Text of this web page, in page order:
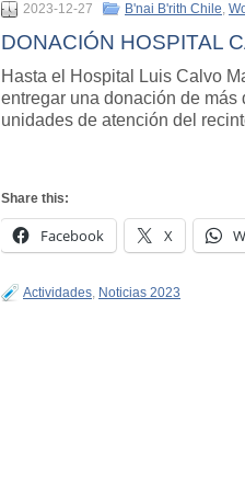
2023-12-27 B'nai B'rith Chile,
DONACIÓN HOSPITAL
Hasta el Hospital Luis Calvo
entregar una donación de
unidades de atención del
Share this:
Facebook X
Actividades, Noticias 2023